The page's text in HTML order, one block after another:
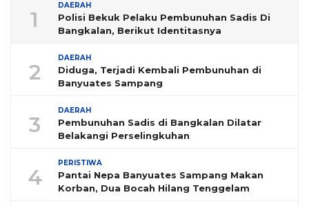
1
DAERAH
Polisi Bekuk Pelaku Pembunuhan Sadis Di
Bangkalan, Berikut Identitasnya
2
DAERAH
Diduga, Terjadi Kembali Pembunuhan di
Banyuates Sampang
3
DAERAH
Pembunuhan Sadis di Bangkalan Dilatar
Belakangi Perselingkuhan
4
PERISTIWA
Pantai Nepa Banyuates Sampang Makan
Korban, Dua Bocah Hilang Tenggelam